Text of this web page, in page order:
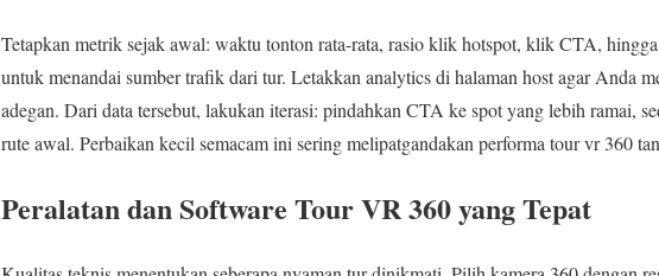
Tetapkan metrik sejak awal: waktu tonton rata-rata, rasio klik hotspot, klik CTA,
untuk menandai sumber trafik dari tur. Letakkan analytics di halaman host agar Anda
adegan. Dari data tersebut, lakukan iterasi: pindahkan CTA ke spot yang lebih ramai,
rute awal. Perbaikan kecil semacam ini sering melipatgandakan performa tour vr 360
Peralatan dan Software Tour VR 360 yang Tepat